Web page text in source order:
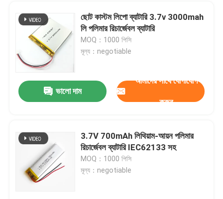
ছোট কাস্টম লিপো ব্যাটারি 3.7v 3000mah
লি পলিমার রিচার্জেবল ব্যাটারি
MOQ：1000 পিসি
মূল্য：negotiable
ভালো দাম
আমাদের সাথে যোগাযোগ
করুন
3.7V 700mAh লিথিয়াম-আয়ন পলিমার
রিচার্জেবল ব্যাটারি IEC62133 সহ
MOQ：1000 পিসি
মূল্য：negotiable